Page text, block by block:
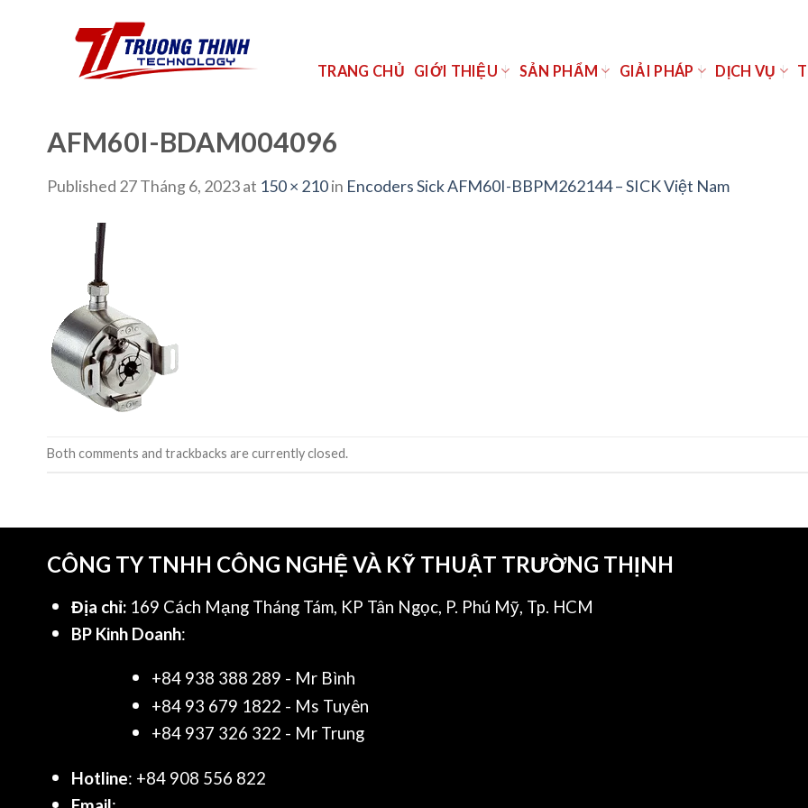
TRANG CHỦ GIỚI THIỆU SẢN PHẨM GIẢI PHÁP DỊCH VỤ
AFM60I-BDAM004096
Published 27 Tháng 6, 2023at 150 × 210in Encoders Sick AFM60I-BBPM262144 – SICK Việt Nam
Both comments and trackbacks are currently closed.
CÔNG TY TNHH CÔNG NGHỆ VÀ KỸ THUẬT TRƯỜNG THỊNH
Địa chỉ: 169 Cách Mạng Tháng Tám, KP Tân Ngọc, P. Phú Mỹ, Tp. HCM
BP Kinh Doanh:
+84 938 388 289 - Mr Bình
+84 93 679 1822 - Ms Tuyên
+84 937 326 322 - Mr Trung
Hotline: +84 908 556 822